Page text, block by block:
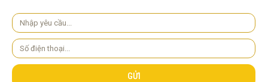
Yêu
cầu
Số
điện
thoại
GỬI